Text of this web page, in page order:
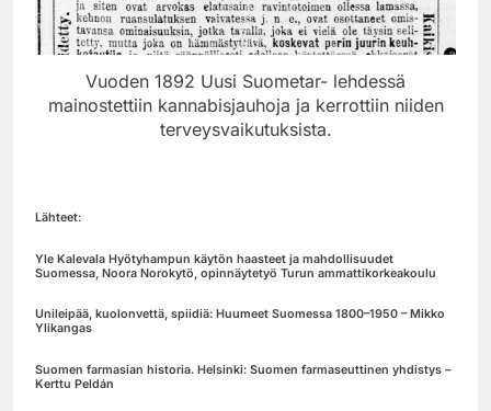
Vuoden 1892 Uusi Suometar- lehdessä
mainostettiin kannabisjauhoja ja kerrottiin niiden
terveysvaikutuksista.
Lähteet:
Yle Kalevala Hyötyhampun käytön haasteet ja mahdollisuudet
Suomessa, Noora Norokytö, opinnäytetyö Turun ammattikorkeakoulu
Unileipää, kuolonvettä, spiidiä: Huumeet Suomessa 1800–1950 – Mikko
Ylikangas
Suomen farmasian historia. Helsinki: Suomen farmaseuttinen yhdistys –
Kerttu Peldán